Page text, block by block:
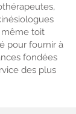
même toit
pour fournir à
fondées
des plus